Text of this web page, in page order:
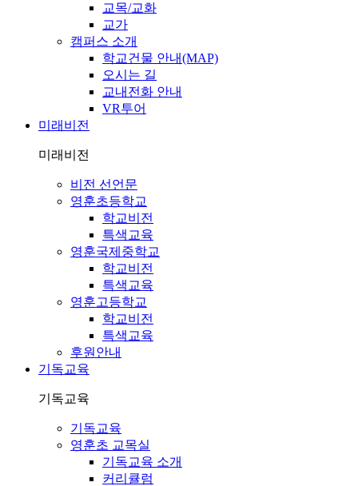
교목/교화
교가
캠퍼스 소개
학교건물 안내(MAP)
오시는 길
교내전화 안내
VR투어
미래비전
미래비전
비전 선언문
영훈초등학교
학교비전
특색교육
영훈국제중학교
학교비전
특색교육
영훈고등학교
학교비전
특색교육
후원안내
기독교육
기독교육
기독교육
영훈초 교목실
기독교육 소개
커리큘럼